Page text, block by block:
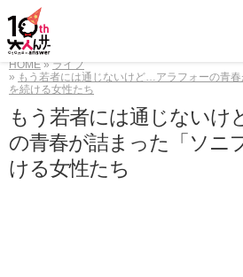
HOME
ライフ
もう若者には通じないけど…アラフォーの青
を続ける女性たち
もう若者には通じない
の青春が詰まった「ソニ
ける女性たち